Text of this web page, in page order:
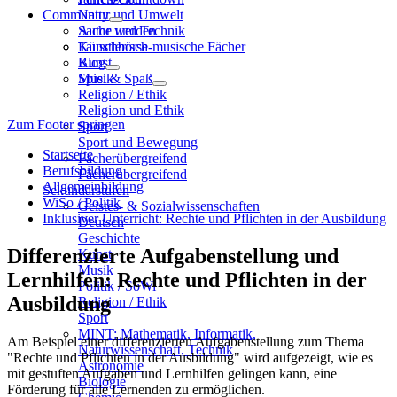
Natur und Umwelt
Sache und Technik
Künstlerisch-musische Fächer
Kunst
Musik
Religion / Ethik
Religion und Ethik
Sport
Sport und Bewegung
Fächerübergreifend
Fächerübergreifend
Sekundarstufen
Geistes- & Sozialwissenschaften
Deutsch
Geschichte
Kunst
Musik
Politik / SoWi
Religion / Ethik
Sport
MINT: Mathematik, Informatik,
Naturwissenschaft, Technik
Astronomie
Biologie
Community
Autor werden
Tauschbörse
Blog
Spiel & Spaß
Zum Footer springen
Startseite
Berufsbildung
Allgemeinbildung
WiSo / Politik
Inklusiver Unterricht: Rechte und Pflichten in der Ausbildung
Differenzierte Aufgabenstellung und
Lernhilfen: Rechte und Pflichten in der
Ausbildung
Am Beispiel einer differenzierten Aufgabenstellung zum Thema
"Rechte und Pflichten in der Ausbildung" wird aufgezeigt, wie es
mit gestuften Aufgaben und Lernhilfen gelingen kann, eine
Förderung für alle Lernenden zu ermöglichen.